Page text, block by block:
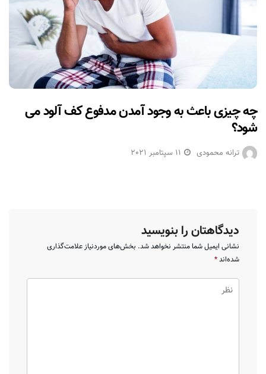
چه چیزی باعث به وجود آمدن مدفوع کف آلود می
شود؟
ترانه محمودی 11 سپتامبر 2021
دیدگاهتان را بنویسید
نشانی ایمیل شما منتشر نخواهد شد. بخش‌های موردنیاز علامت‌گذاری
شده‌اند*